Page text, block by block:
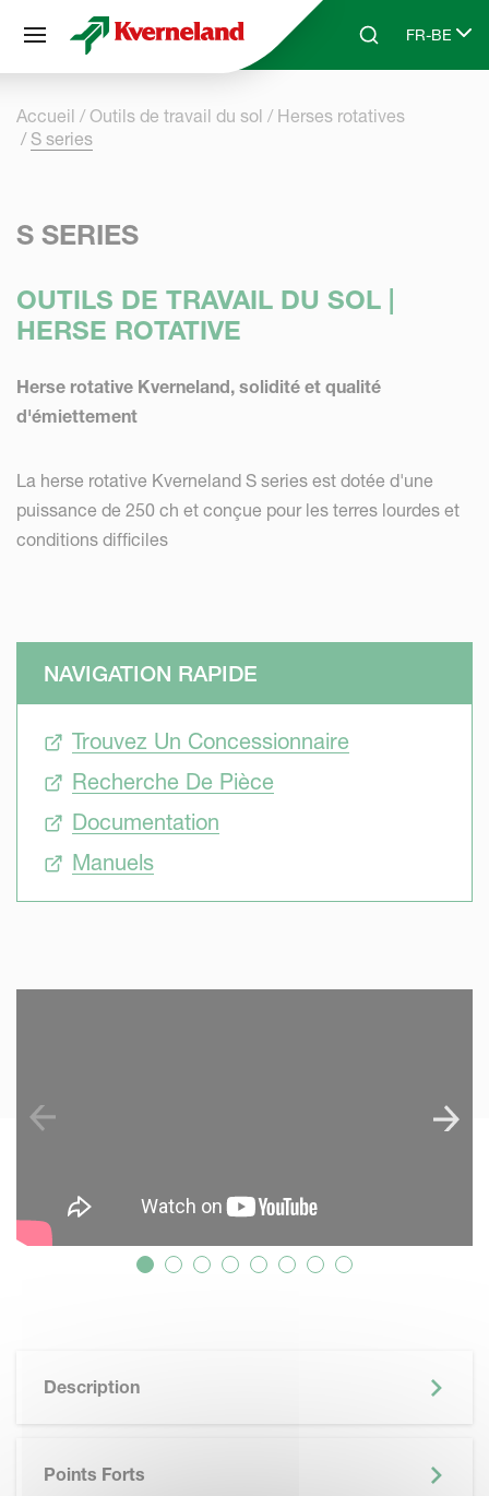
Skip to main content
SearchFR-BE
Select
Accueil Outils de travail du sol
Herses rotatives
S series
S SERIES
OUTILS DE TRAVAIL DU SOL |
HERSE ROTATIVE
Herse rotative Kverneland, solidité et qualité
d'émiettement
La herse rotative Kverneland S series est dotée d'une
puissance de 250 ch et conçue pour les terres lourdes et
conditions difficiles
NAVIGATION RAPIDE
Trouvez Un Concessionnaire
Recherche De Pièce
Documentation
Manuels
Description
Points Forts
Panneau de gestion des cookies